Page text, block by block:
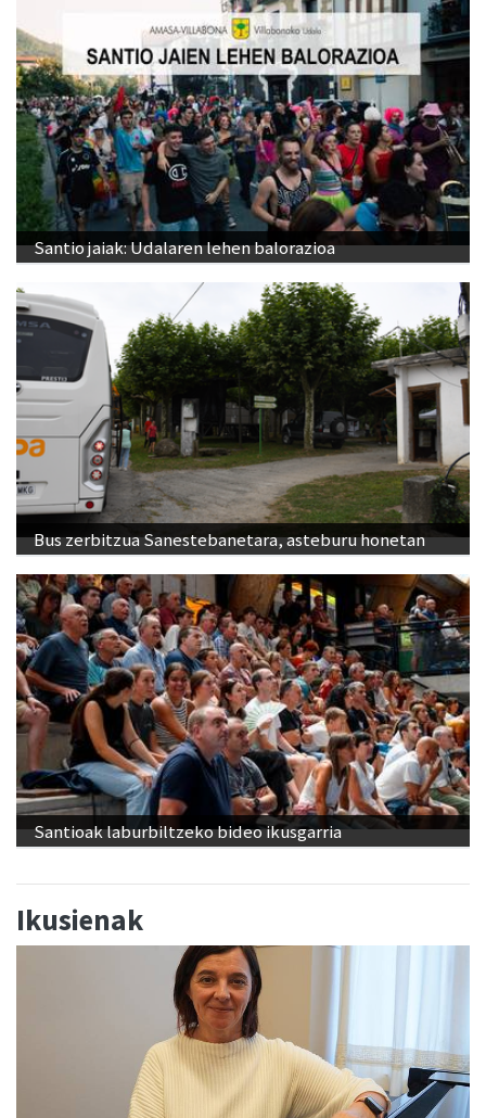
Santio jaiak: Udalaren lehen balorazioa
Bus zerbitzua Sanestebanetara, asteburu honetan
Santioak laburbiltzeko bideo ikusgarria
Ikusienak